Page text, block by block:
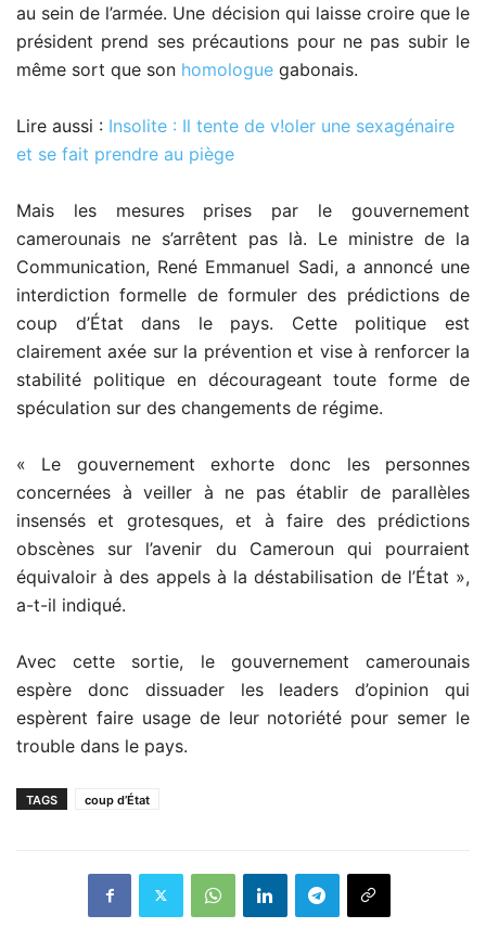
au sein de l’armée. Une décision qui laisse croire que le
président prend ses précautions pour ne pas subir le
même sort que son homologue gabonais.
Lire aussi : Insolite : Il tente de v!oler une sexagénaire
et se fait prendre au piège
Mais les mesures prises par le gouvernement
camerounais ne s’arrêtent pas là. Le ministre de la
Communication, René Emmanuel Sadi, a annoncé une
interdiction formelle de formuler des prédictions de
coup d’État dans le pays. Cette politique est
clairement axée sur la prévention et vise à renforcer la
stabilité politique en décourageant toute forme de
spéculation sur des changements de régime.
« Le gouvernement exhorte donc les personnes
concernées à veiller à ne pas établir de parallèles
insensés et grotesques, et à faire des prédictions
obscènes sur l’avenir du Cameroun qui pourraient
équivaloir à des appels à la déstabilisation de l’État »,
a-t-il indiqué.
Avec cette sortie, le gouvernement camerounais
espère donc dissuader les leaders d’opinion qui
espèrent faire usage de leur notoriété pour semer le
trouble dans le pays.
TAGS coup d’État